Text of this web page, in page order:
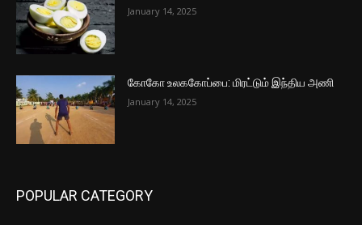
January 14, 2025
கோகோ உலககோப்பை: மிரட்டும் இந்திய அணி
January 14, 2025
POPULAR CATEGORY